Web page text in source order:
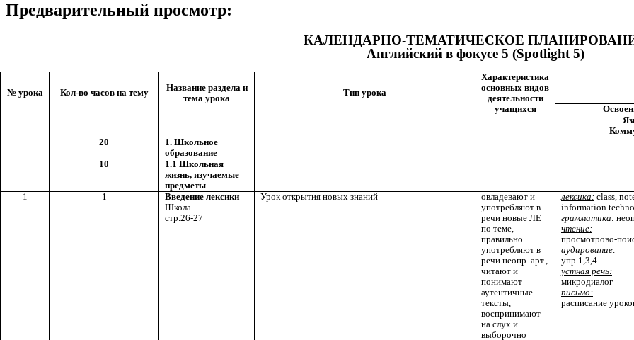
Предварительный просмотр:
КАЛЕНДАРНО-ТЕМАТИЧЕСКОЕ
Английский в фокусе 5 (Spotlight 5)
№ урока Кол-во часов на тему
Название раздела и
тема урока
Тип урока
Характеристика
основных видов
деятельности
учащихся
20
1. Школьное
образование
10
1.1 Школьная
жизнь, изучаемые
предметы
1
1
Введение лексики
Школа
стр.26-27
Урок открытия новых знаний
овладевают и
употребляют в
речи новые ЛЕ
по теме,
правильно
употребляют в
речи неопр. арт.,
читают и
понимают
аутентичные
тексты,
воспринимают
на слух и
выборочно
лексика: class,
information
грамматика:
чтение:
просмотрово-
аудирование:
упр.1,3,4
устная речь:
микродиалог
письмо:
расписание